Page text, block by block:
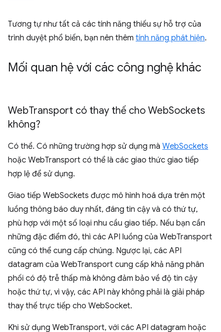
Tương tự như tất cả các tính năng thiếu sự hỗ trợ của
trình duyệt phổ biến, bạn nên thêm tính năng phát hiện.
Mối quan hệ với các công nghệ khác
WebTransport có thay thế cho WebSockets
không?
Có thể. Có những trường hợp sử dụng mà WebSockets
hoặc WebTransport có thể là các giao thức giao tiếp
hợp lệ để sử dụng.
Giao tiếp WebSockets được mô hình hoá dựa trên một
luồng thông báo duy nhất, đáng tin cậy và có thứ tự,
phù hợp với một số loại nhu cầu giao tiếp. Nếu bạn cần
những đặc điểm đó, thì các API luồng của WebTransport
cũng có thể cung cấp chúng. Ngược lại, các API
datagram của WebTransport cung cấp khả năng phân
phối có độ trễ thấp mà không đảm bảo về độ tin cậy
hoặc thứ tự, vì vậy, các API này không phải là giải pháp
thay thế trực tiếp cho WebSocket.
Khi sử dụng WebTransport, với các API datagram hoặc